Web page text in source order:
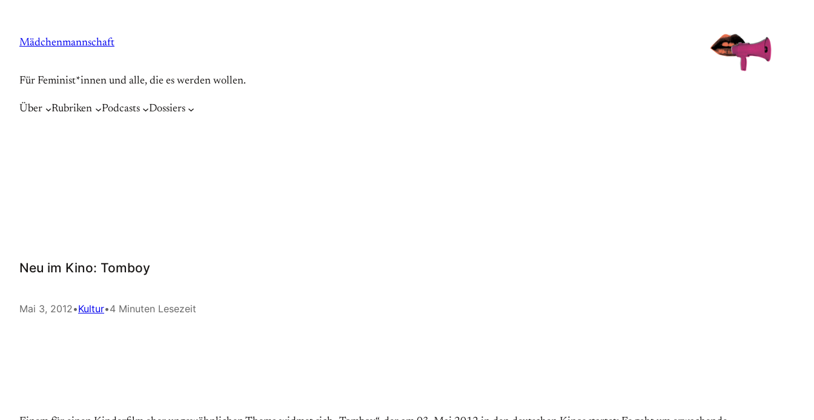
springen
Mädchenmannschaft
Für Feminist*innen und alle, die es werden wollen.
Über Rubriken Podcasts Dossiers
Neu im Kino: Tomboy
Mai 3, 2012•Kultur•4 Minuten Lesezeit